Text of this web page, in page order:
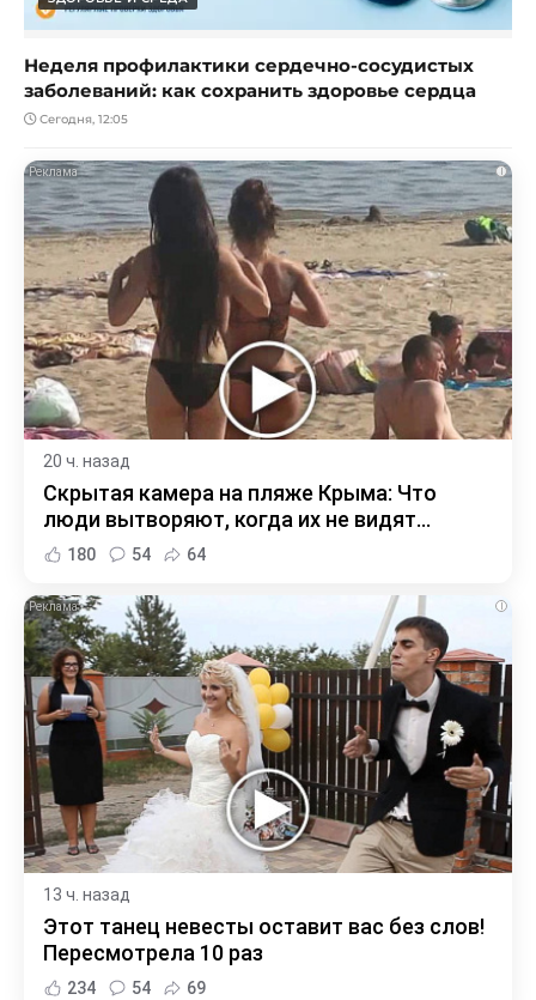
Неделя профилактики сердечно-сосудистых
заболеваний: как сохранить здоровье сердца
Сегодня, 12:05
i
20 ч. назад
Скрытая камера на пляже Крыма: Что
люди вытворяют, когда их не видят...
180 54 64
i
13 ч. назад
Этот танец невесты оставит вас без слов!
Пересмотрела 10 раз
234 54 69